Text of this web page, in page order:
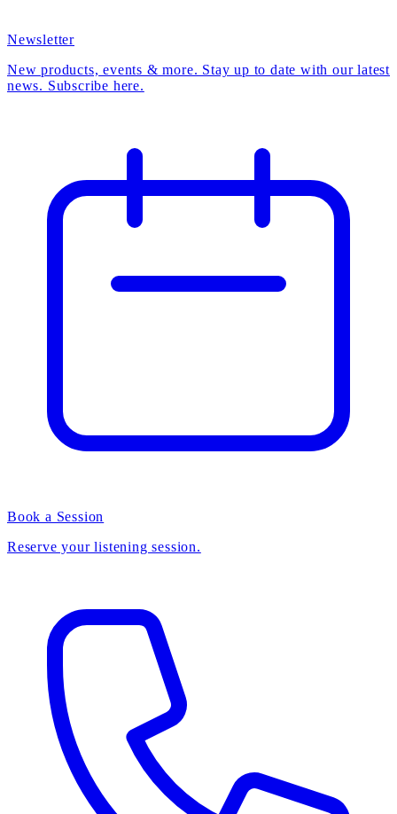
Newsletter
New products, events & more. Stay up to date with our latest
news. Subscribe here.
Book a Session
Reserve your listening session.